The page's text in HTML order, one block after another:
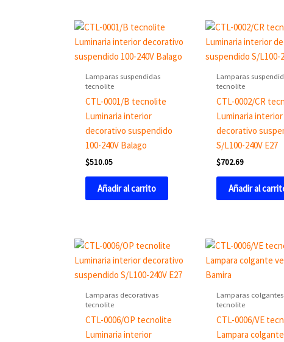
Lamparas suspendidas
tecnolite
CTL-0001/B tecnolite
Luminaria interior
decorativo suspendido
100-240V Balago
$510.05
Añadir al carrito
Lamparas
tecnolite
CTL-0002/CR
Luminaria interior
decorativo
S/L100-240V E27
$702.69
Añadir al
Lamparas decorativas
tecnolite
CTL-0006/OP tecnolite
Luminaria interior
Lamparas colgantes
tecnolite
CTL-0006/VE
Lampara